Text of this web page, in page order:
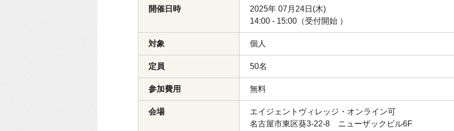
開催日時
2025年 07月24日(木)
14:00 - 15:00（受付開始 ）
対象 個人
定員 50名
参加費用 無料
会場
エイジェントヴィレッジ・オンライン可
名古屋市東区葵3-22-8 ニューザックビル6F